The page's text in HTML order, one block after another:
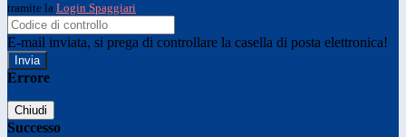
tramite la Login Spaggiari
E-mail inviata, si prega di controllare la casella di posta elettronica!
Errore
Chiudi
Successo